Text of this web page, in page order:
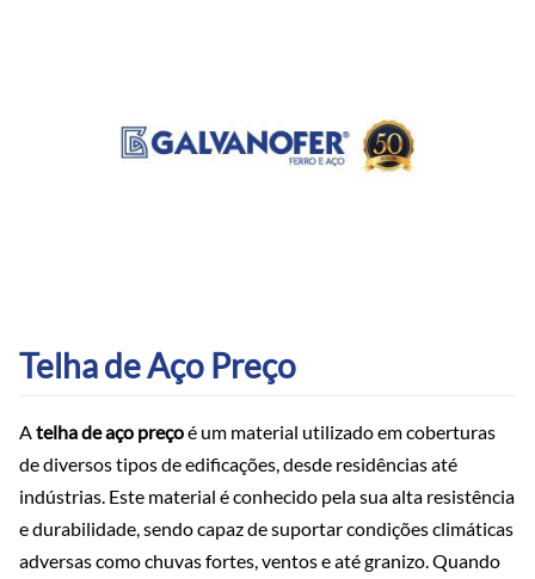
Telha de Aço Preço
Atelha de aço preçoé um material utilizado em coberturas
de diversos tipos de edificações, desde residências até
indústrias. Este material é conhecido pela sua alta resistência
e durabilidade, sendo capaz de suportar condições climáticas
adversas como chuvas fortes, ventos e até granizo. Quando